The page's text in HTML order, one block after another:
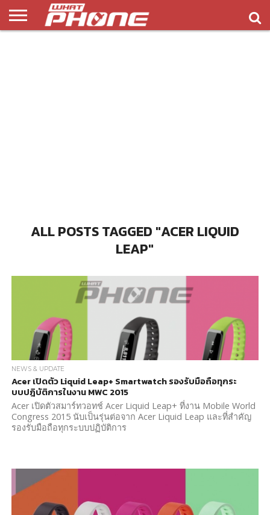
ALL POSTS TAGGED "ACER LIQUID
LEAP"
NEWS & UPDATE
Acer เปิดตัว Liquid Leap+ Smartwatch รองรับมือถือทุกระ
บบปฎิบัติการในงาน MWC 2015
Acer เปิดตัวสมาร์ทวอทช์ Acer Liquid Leap+ ที่งาน Mobile World
Congress 2015 นับเป็นรุ่นต่อจาก Acer Liquid Leap และที่สำคัญ
รองรับมือถือทุกระบบปฏิบัติการ